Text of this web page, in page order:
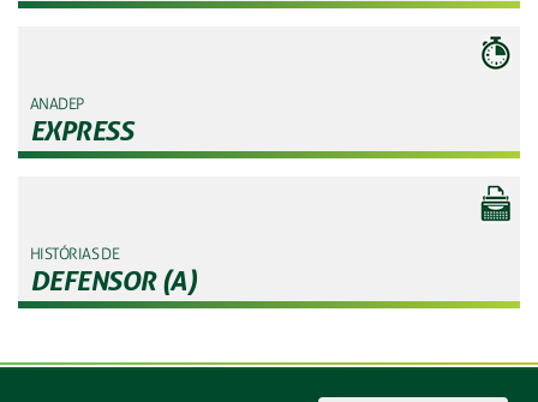
ANADEP
EXPRESS
HISTÓRIAS DE
DEFENSOR (A)